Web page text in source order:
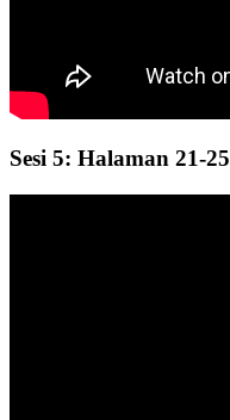
Sesi 5: Halaman 21-25